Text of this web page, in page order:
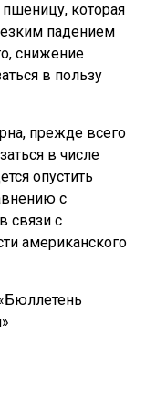
которая
падением
снижение
в пользу
прежде всего
в числе
опустить
с
связи с
американского